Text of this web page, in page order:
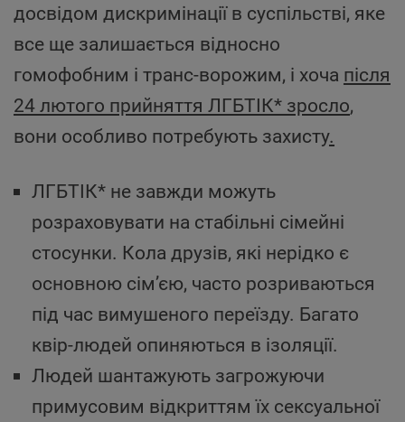
досвідом дискримінації в суспільстві, яке
все ще залишається відносно
гомофобним і транс-ворожим, і хоча після
24 лютого прийняття ЛГБТІК* зросло,
вони особливо потребують захисту.
ЛГБТІК* не завжди можуть
розраховувати на стабільні сімейні
стосунки. Кола друзів, які нерідко є
основною сім’єю, часто розриваються
під час вимушеного переїзду. Багато
квір-людей опиняються в ізоляції.
Людей шантажують загрожуючи
примусовим відкриттям їх сексуальної